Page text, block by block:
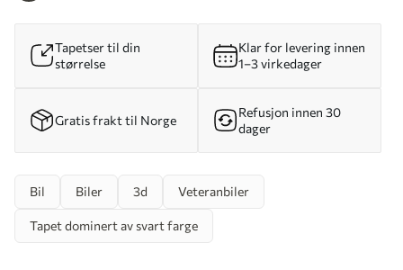
Tapetser til din
størrelse
Klar for levering innen
1–3 virkedager
Gratis frakt til Norge
Refusjon innen 30
dager
Bil Biler 3d Veteranbiler
Tapet dominert av svart farge